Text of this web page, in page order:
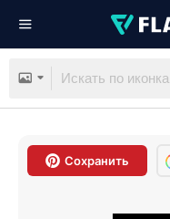
Сохранить